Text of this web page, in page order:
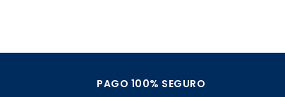
PAGO 100% SEGURO